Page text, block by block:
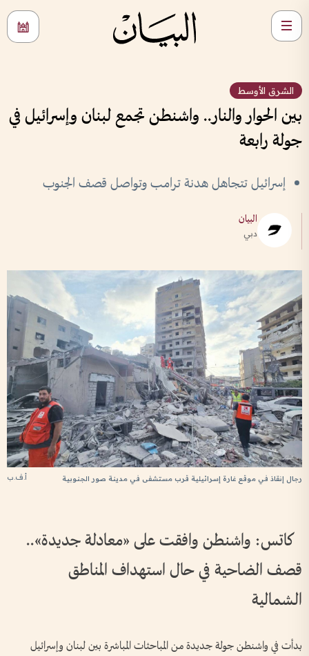
الشرق الأوسط
بين الحوار والنار.. واشنطن تجمع لبنان وإسرائيل في
جولة رابعة
إسرائيل تتجاهل هدنة ترامب وتواصل قصف الجنوب
البيان
دبي
أ.ف.ب رجال إنقاذ في موقع غارة إسرائيلية قرب مستشفى في مدينة صور الجنوبية
كاتس: واشنطن وافقت على «معادلة جديدة»..
قصف الضاحية في حال استهداف المناطق
الشمالية
بدأت في واشنطن جولة جديدة من المباحثات المباشرة بين لبنان وإسرائيل